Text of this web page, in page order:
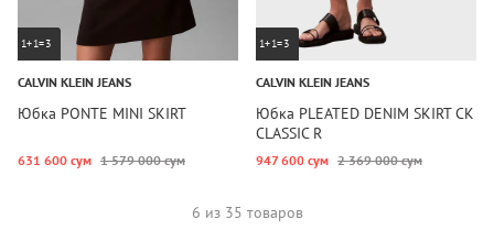
1+1=3
CALVIN KLEIN JEANS
Юбка PONTE MINI SKIRT
631 600 сум 1 579 000 сум
1+1=3
CALVIN KLEIN JEANS
Юбка PLEATED DENIM SKIRT CK
CLASSIC R
947 600 сум 2 369 000 сум
6 из 35 товаров